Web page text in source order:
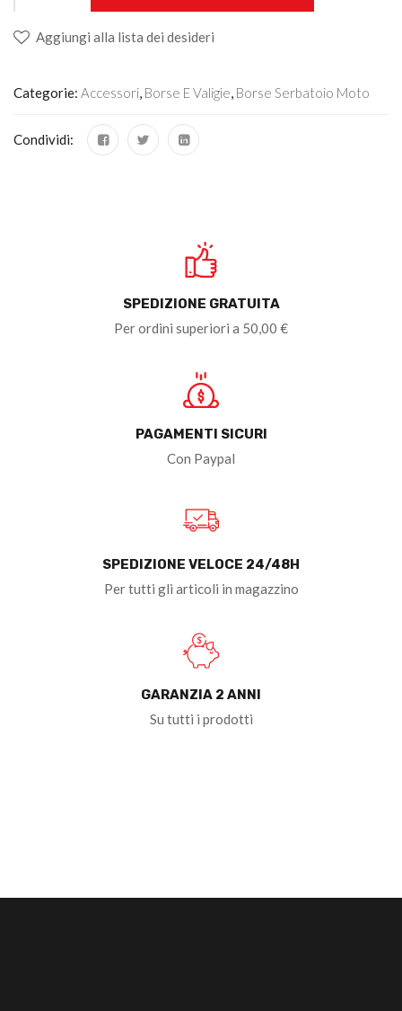
Aggiungi alla lista dei desideri
Categorie: Accessori, Borse E Valigie, Borse Serbatoio Moto
Condividi:
SPEDIZIONE GRATUITA
Per ordini superiori a 50,00 €
PAGAMENTI SICURI
Con Paypal
SPEDIZIONE VELOCE 24/48H
Per tutti gli articoli in magazzino
GARANZIA 2 ANNI
Su tutti i prodotti